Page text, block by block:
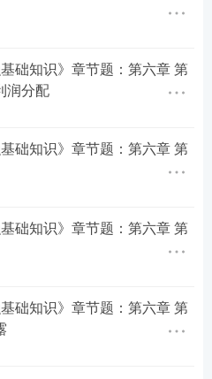
速记
下载
业备考不知道从何下手？
础知识》章节题：第六章 第
润分配
础知识》章节题：第六章 第
础知识》章节题：第六章 第
础知识》章节题：第六章 第